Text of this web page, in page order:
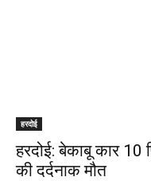
हरदोई
हरदोई: बेकाबू कार 10
की दर्दनाक मौत